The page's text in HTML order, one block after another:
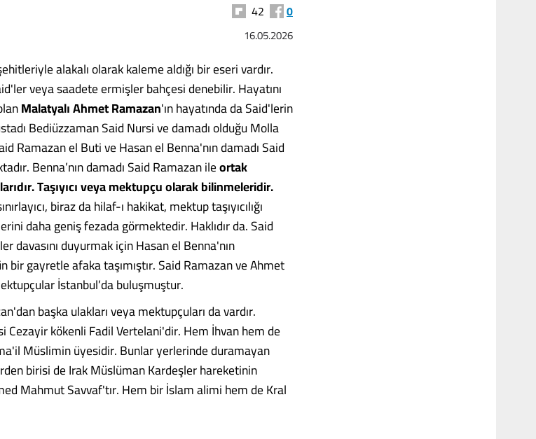
42 0
16.05.2026
alakalı olarak kaleme aldığı bir eseri vardır.
veya saadete ermişler bahçesi denebilir. Hayatını
Malatyalı Ahmet Ramazan'ın hayatında da Said'lerin
Bediüzzaman Said Nursi ve damadı olduğu Molla
Ramazan el Buti ve Hasan el Benna'nın damadı Said
Benna’nın damadı Said Ramazan ileortak
Taşıyıcı veya mektupçu olarak bilinmeleridir.
biraz da hilaf-ı hakikat, mektup taşıyıcılığı
daha geniş fezada görmektedir. Haklıdır da. Said
davasını duyurmak için Hasan el Benna'nın
bir gayretle afaka taşımıştır. Said Ramazan ve Ahmet
İstanbul’da buluşmuştur.
başka ulakları veya mektupçuları da vardır.
Cezayir kökenli Fadil Vertelani'dir. Hem İhvan hem de
Müslimin üyesidir. Bunlar yerlerinde duramayan
birisi de Irak Müslüman Kardeşler hareketinin
Mahmut Savvaf'tır. Hem bir İslam alimi hem de Kral